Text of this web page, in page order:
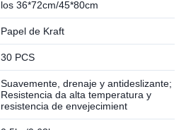
los 36*72cm/45*80cm
Papel de Kraft
30 PCS
Suavemente, drenaje y antideslizante;
Resistencia da alta temperatura y
resistencia de envejecimient